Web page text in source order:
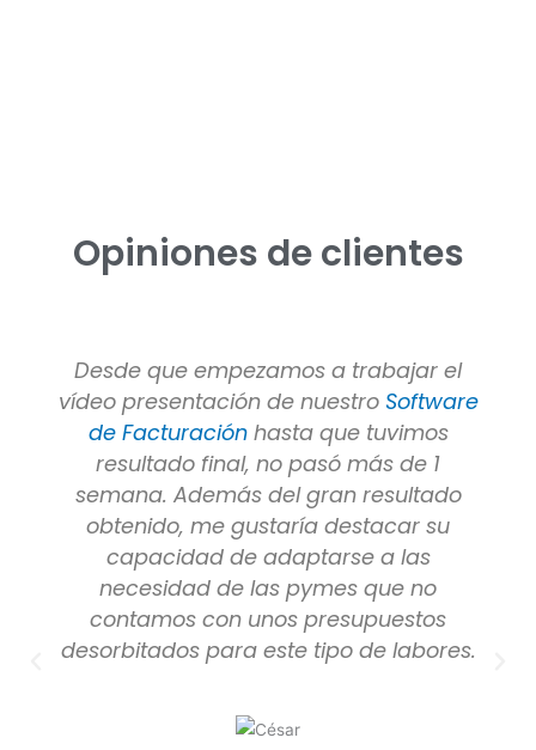
Opiniones de clientes
Desde que empezamos a trabajar el
vídeo presentación de nuestro Software
de Facturaciónhasta que tuvimos
resultado final, no pasó más de 1
semana. Además del gran resultado
obtenido, me gustaría destacar su
capacidad de adaptarse a las
necesidad de las pymes que no
contamos con unos presupuestos
desorbitados para este tipo de labores.